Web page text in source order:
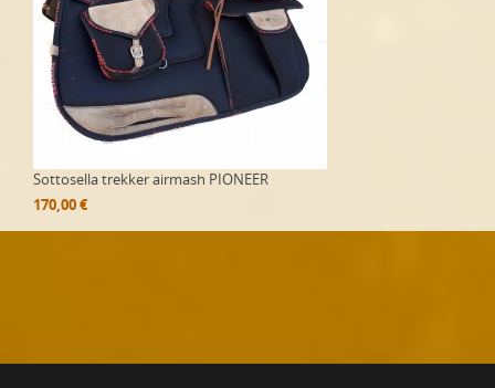
Sottosella trekker airmash PIONEER
170,00 €